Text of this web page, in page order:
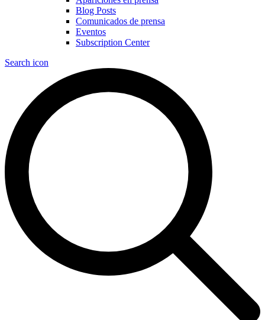
Blog Posts
Comunicados de prensa
Eventos
Subscription Center
Search icon